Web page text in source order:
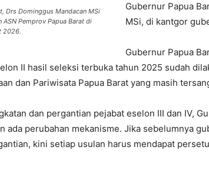
Drs Dominggus Mandacan MSi
ASN Pemprov Papua Barat di
2026.
Gubernur Papua
MSi, di kantgor
Gubernur Papua
II hasil seleksi terbuka tahun 2025 sudah
dan Pariwisata Papua Barat yang masih
dan pergantian pejabat eselon III dan IV,
ada perubahan mekanisme. Jika sebelumnya
kini setiap usulan harus mendapat